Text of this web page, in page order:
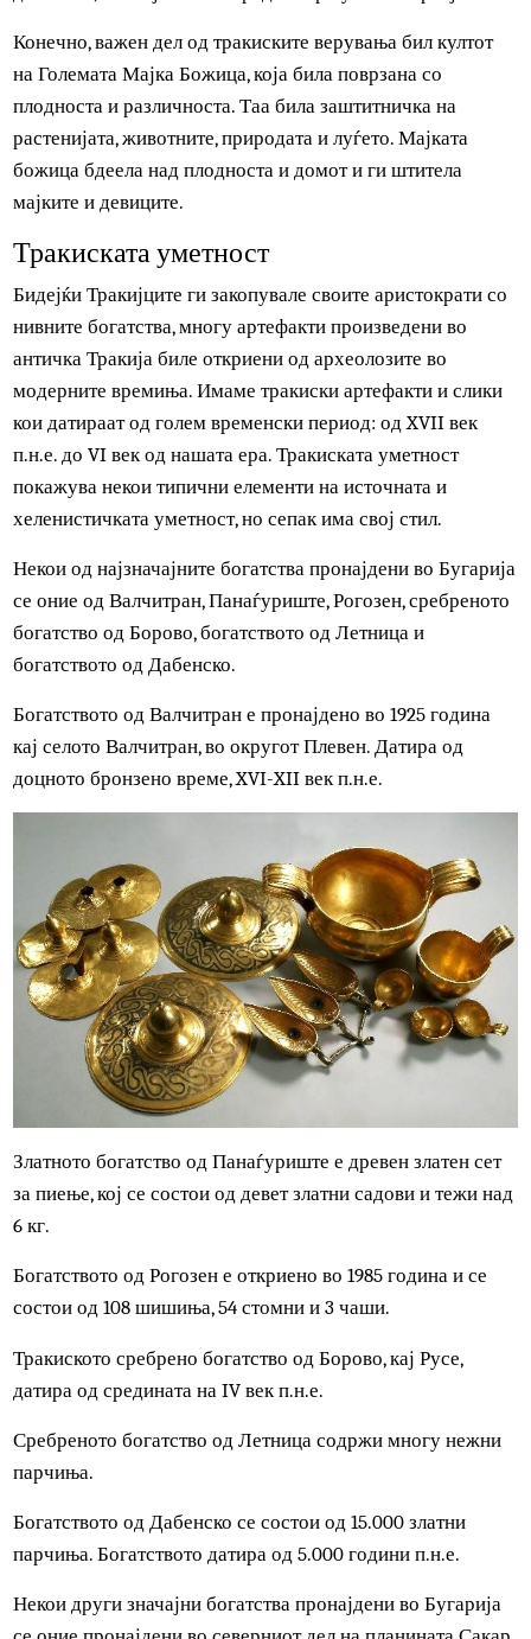
Во Тракија постоела поделба меѓу соларните и
верувања. Следбениците на соларниот култ ги граделе
своите храмови во планините и биле склони кон строги
закони. Месечевиот култ доминирал во шумите и
долините, а секој нивни обреди завршувал со оргија.
Конечно, важен дел од тракиските верувања бил култот
на Големата Мајка Божица, која била поврзана со
плодноста и различноста. Таа била заштитничка на
растенијата, животните, природата и луѓето. Мајката
божица бдеела над плодноста и домот и ги штитела
мајките и девиците.
Тракиската уметност
Бидејќи Тракијците ги закопувале своите аристократи
античка Тракија биле откриени од археолозите во
модерните времиња. Имаме тракиски артефакти и слики
кои датираат од голем временски период: од XVII век
п.н.е. до VI век од нашата ера. Тракиската уметност
покажува некои типични елементи на источната и
хеленистичката уметност, но сепак има свој стил.
Некои од најзначајните богатства пронајдени во
богатство од Борово, богатството од Летница и
богатството од Дабенско.
Богатството од Валчитран е пронајдено во 1925 година
кај селото Валчитран, во округот Плевен. Датира од
доцното бронзено време, XVI-XII век п.н.е.
за пиење, кој се состои од девет златни садови и тежи
6 кг.
Богатството од Рогозен е откриено во 1985 година и се
состои од 108 шишиња, 54 стомни и 3 чаши.
Тракиското сребрено богатство од Борово, кај Русе,